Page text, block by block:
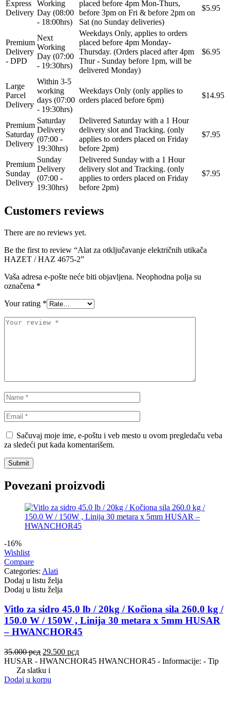
MAGNUM TECHNOLOGY MAMMOOTH
MANN FILTER MAPCO
MASTER Grejalice MAXGEAR
MEAT&DORIA
Milwaukee
MOBICOOL Mobilno vitlo
MOTIP MTS TECHNIK
NRF NTY
OE BMW OE MERCEDES
OPTIMA
PROMA POLSKA
QWP
SASIC SEALEY
Sportske Opruge / Za Spustanje
Auta
Sportske Opruge AP
Sportske Opruge MTS
Sportski Set MTS
Standarne Opruge / OE
Standardna visina Auta
Express
Delivery
Working
Day (08:00
- 18:00hrs)
placed before 4pm Mon-Thurs,
before 3pm on Fri & before 2pm on
Sat (no Sunday deliveries)
$5.95
Premium
Delivery
- DPD
Next
Working
Day (07:00
- 19:30hrs)
Weekdays Only, applies to orders
placed before 4pm Monday-
Thursday. (Orders placed after 4pm
Thur - Sunday before 1pm, will be
delivered Monday)
$6.95
Large
Parcel
Delivery
Within 3-5
working
days (07:00
- 19:30hrs)
Weekdays Only (only applies to
orders placed before 6pm)
$14.95
Premium
Saturday
Delivery
Saturday
Delivery
(07:00 -
19:30hrs)
Delivered Saturday with a 1 Hour
delivery slot and Tracking. (only
applies to orders placed on Friday
before 2pm)
$7.95
Premium
Sunday
Delivery
Sunday
Delivery
(07:00 -
19:30hrs)
Delivered Sunday with a 1 Hour
delivery slot and Tracking. (only
applies to orders placed on Friday
before 2pm)
$7.95
Customers reviews
There are no reviews yet.
Be the first to review “Alat za otključavanje električnih utikača
HAZET / HAZ 4675-2”
Vaša adresa e-pošte neće biti objavljena. Neophodna polja su
označena *
Your rating *
Sačuvaj moje ime, e-poštu i veb mesto u ovom pregledaču veba
za sledeći put kada komentarišem.
Povezani proizvodi
-16%
Wishlist
Compare
Categories: Alati
Dodaj u listu želja
Dodaj u listu želja
Vitlo za sidro 45.0 lb / 20kg / Kočiona sila 260.0 kg /
150.0 W / 150W , Linija 30 metara x 5mm HUSAR
– HWANCHOR45
35.000рсд Originalna
cena
je
bila:
29.500 рсдTrenutna
cena
HUSAR - HWANCHOR45 HWANCHOR45 - Informacije: - Tip
Za slatku i
Dodaj u korpu